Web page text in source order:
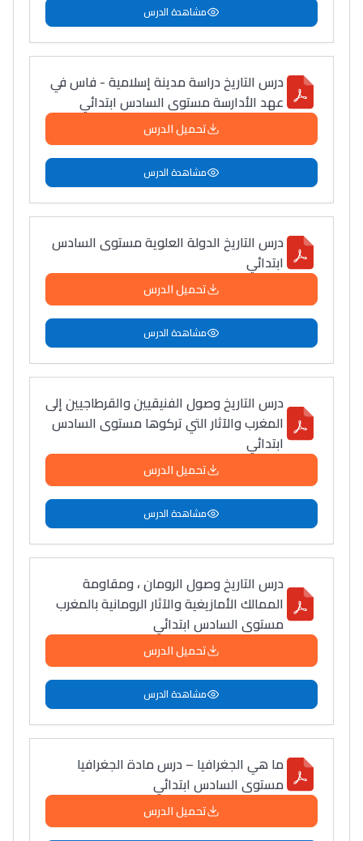
مشاهدة الدرس
درس التاريخ دراسة مدينة إسلامية - فاس في
عهد الأدارسة مستوى السادس ابتدائي
تحميل الدرس
مشاهدة الدرس
درس التاريخ الدولة العلوية مستوى السادس
ابتدائي
تحميل الدرس
مشاهدة الدرس
درس التاريخ وصول الفنيقيين والقرطاجيين إلى
المغرب والآثار التي تركوها مستوى السادس
ابتدائي
تحميل الدرس
مشاهدة الدرس
درس التاريخ وصول الرومان ، ومقاومة
الممالك الأمازيغية والآثار الرومانية بالمغرب
مستوى السادس ابتدائي
تحميل الدرس
مشاهدة الدرس
ما هي الجغرافيا – درس مادة الجغرافيا
مستوى السادس ابتدائي
تحميل الدرس